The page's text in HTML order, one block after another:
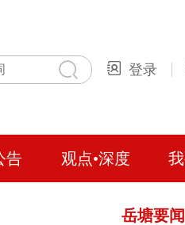
登录
告 观点•深度
岳塘要闻